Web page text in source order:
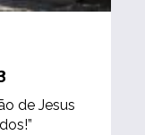
de Jesus